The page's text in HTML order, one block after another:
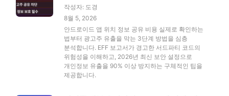
작성자: 도경
8월 5, 2026
안드로이드 앱 위치 정보 공유 비용 실제로 확인하는
법부터 광고주 유출을 막는 3단계 방법을 심층
분석합니다. EFF 보고서가 경고한 서드파티 코드의
위험성을 이해하고, 2026년 최신 보안 설정으로
개인정보 유출을 90% 이상 방지하는 구체적인 팁을
제공합니다.